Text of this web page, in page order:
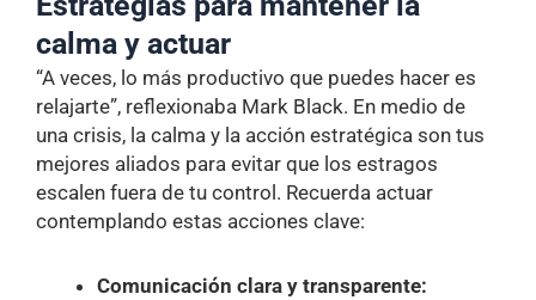
calma y actuar
“A veces, lo más productivo que puedes hacer es
relajarte”, reflexionaba Mark Black. En medio de
una crisis, la calma y la acción estratégica son tus
mejores aliados para evitar que los estragos
escalen fuera de tu control. Recuerda actuar
contemplando estas acciones clave:
Comunicación clara y transparente: